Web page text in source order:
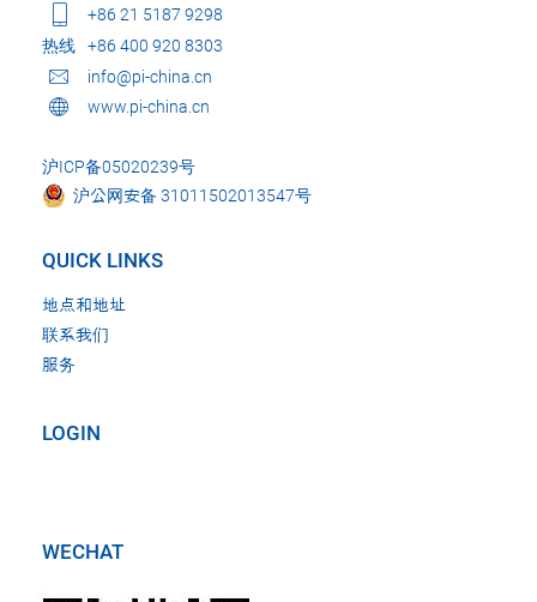
+86 21 5187 9298
热线
+86 400 920 8303
info@pi-china.cn
www.pi-china.cn
沪ICP备05020239号
沪公网安备 31011502013547号
QUICK LINKS
地点和地址
联系我们
服务
LOGIN
WECHAT